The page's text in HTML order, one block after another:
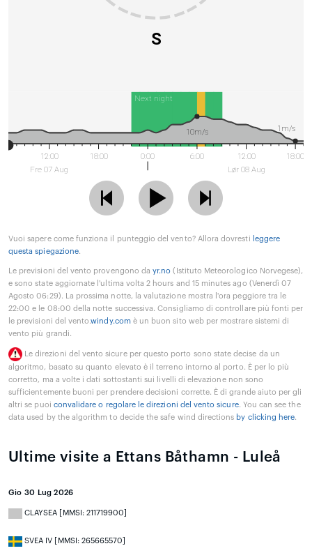
S
Next night
12:00
Fre 07 Aug
18:00 0:00 6:00
12:00
Lør 08 Aug
18:00
10m/s 1m/s
Vuoi sapere come funziona il punteggio del vento? Allora dovresti
leggere
questa spiegazione.
Le previsioni del vento provengono dayr.no (Istituto Meteorologico Norvegese),
e sono state aggiornate l'ultima volta 2 hours and 15 minutes ago (Venerdì 07
Agosto 06:29). La prossima notte, la valutazione mostra l'ora peggiore tra le
22:00 e le 08:00 della notte successiva. Consigliamo di controllare più fonti per
le previsioni del vento.windy.comè un buon sito web per mostrare sistemi di
vento più grandi.
Le direzioni del vento sicure per questo porto sono state decise da un
algoritmo, basato su quanto elevato è il terreno intorno al porto. È per lo più
corretto, ma a volte i dati sottostanti sui livelli di elevazione non sono
sufficientemente buoni per prendere decisioni corrette. È di grande aiuto per gli
altri se puoi convalidare o regolare le direzioni del vento sicure. You can see the
data used by the algorithm to decide the safe wind directions by clicking here.
Ultime visite a Ettans Båthamn - Luleå
Gio 30 Lug 2026
CLAYSEA [MMSI: 211719900]
SVEA IV [MMSI: 265665570]